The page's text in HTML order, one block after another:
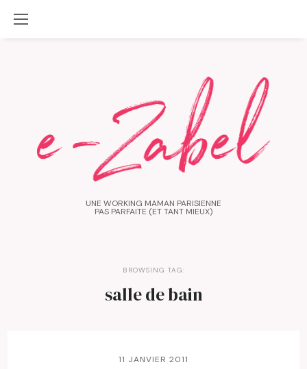
UNE WORKING MAMAN PARISIENNE
PAS PARFAITE (ET TANT MIEUX)
BROWSING TAG:
salle de bain
11 JANVIER 2011